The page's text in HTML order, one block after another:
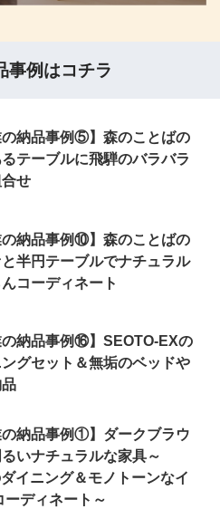
事例はコチラ
の納品事例⑤】森のことばの
テーブルに飛騨のバラバラ
せ
の納品事例⑩】森のことばの
半円テーブルでナチュラル
コーディネート
の納品事例⑯】SEOTO-EXの
グセット＆無垢のベッドや
の納品事例①】ダークブラウ
いナチュラルな家具～
イニング＆モノトーンなイ
ーディネート～